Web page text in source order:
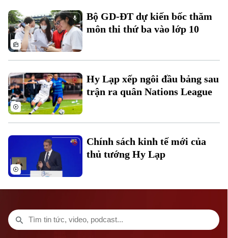
Bản quyền thuộc về Cơ quan Báo và Phát thanh Truyền hình Hà Nội Giấy
TRANG THÔNG TIN ĐIỆN TỬ
CỦA CƠ QUAN BÁO VÀ PHÁT THANH TRUYỀN HÌNH HÀ NỘI
Bộ GD-ĐT dự kiến bốc thăm
môn thi thứ ba vào lớp 10
Hy Lạp xếp ngôi đầu bảng sau
trận ra quân Nations League
Chính sách kinh tế mới của
thủ tướng Hy Lạp